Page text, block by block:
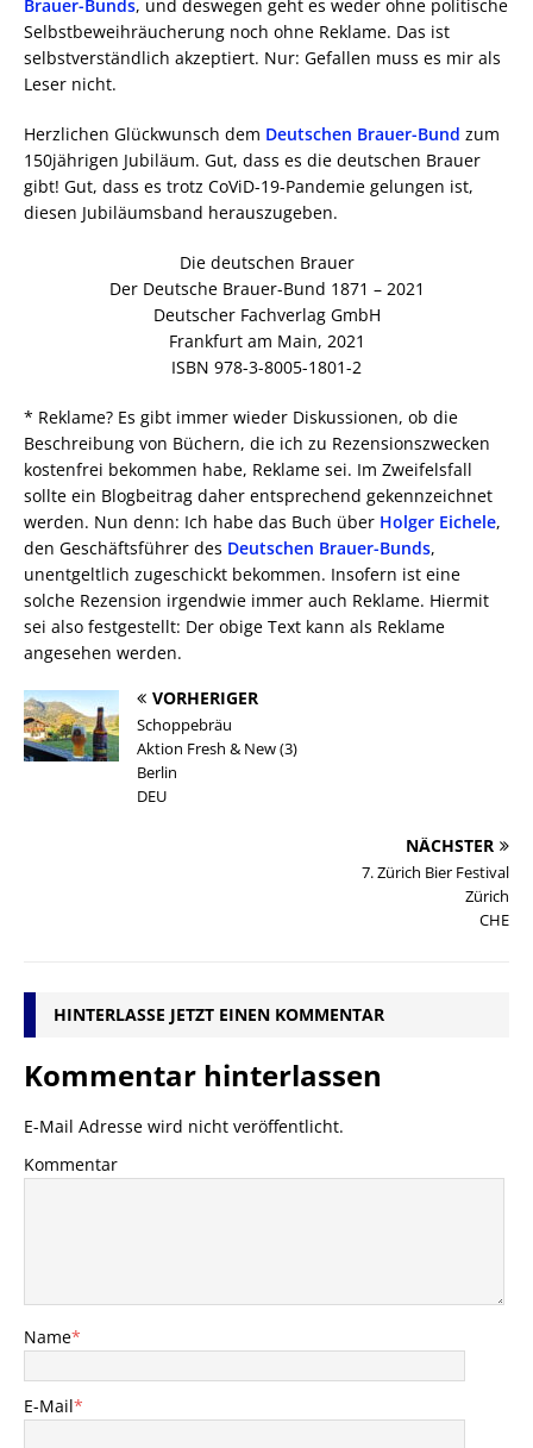
Brauer-Bunds, und deswegen geht es weder ohne politische
Selbstbeweihräucherung noch ohne Reklame. Das ist
selbstverständlich akzeptiert. Nur: Gefallen muss es mir als
Leser nicht.
Herzlichen Glückwunsch dem Deutschen Brauer-Bund zum
150jährigen Jubiläum. Gut, dass es die deutschen Brauer
gibt! Gut, dass es trotz CoViD-19-Pandemie gelungen ist,
diesen Jubiläumsband herauszugeben.
Die deutschen Brauer
Der Deutsche Brauer-Bund 1871 – 2021
Deutscher Fachverlag GmbH
Frankfurt am Main, 2021
ISBN 978-3-8005-1801-2
* Reklame? Es gibt immer wieder Diskussionen, ob die
Beschreibung von Büchern, die ich zu Rezensionszwecken
kostenfrei bekommen habe, Reklame sei. Im Zweifelsfall
sollte ein Blogbeitrag daher entsprechend gekennzeichnet
werden. Nun denn: Ich habe das Buch über Holger Eichele,
den Geschäftsführer des Deutschen Brauer-Bunds,
unentgeltlich zugeschickt bekommen. Insofern ist eine
solche Rezension irgendwie immer auch Reklame. Hiermit
sei also festgestellt: Der obige Text kann als Reklame
angesehen werden.
VORHERIGER
Schoppebräu
Aktion Fresh & New (3)
Berlin
DEU
NÄCHSTER
7. Zürich Bier Festival
Zürich
CHE
HINTERLASSE JETZT EINEN KOMMENTAR
Kommentar hinterlassen
E-Mail Adresse wird nicht veröffentlicht.
Kommentar
Name*
E-Mail*